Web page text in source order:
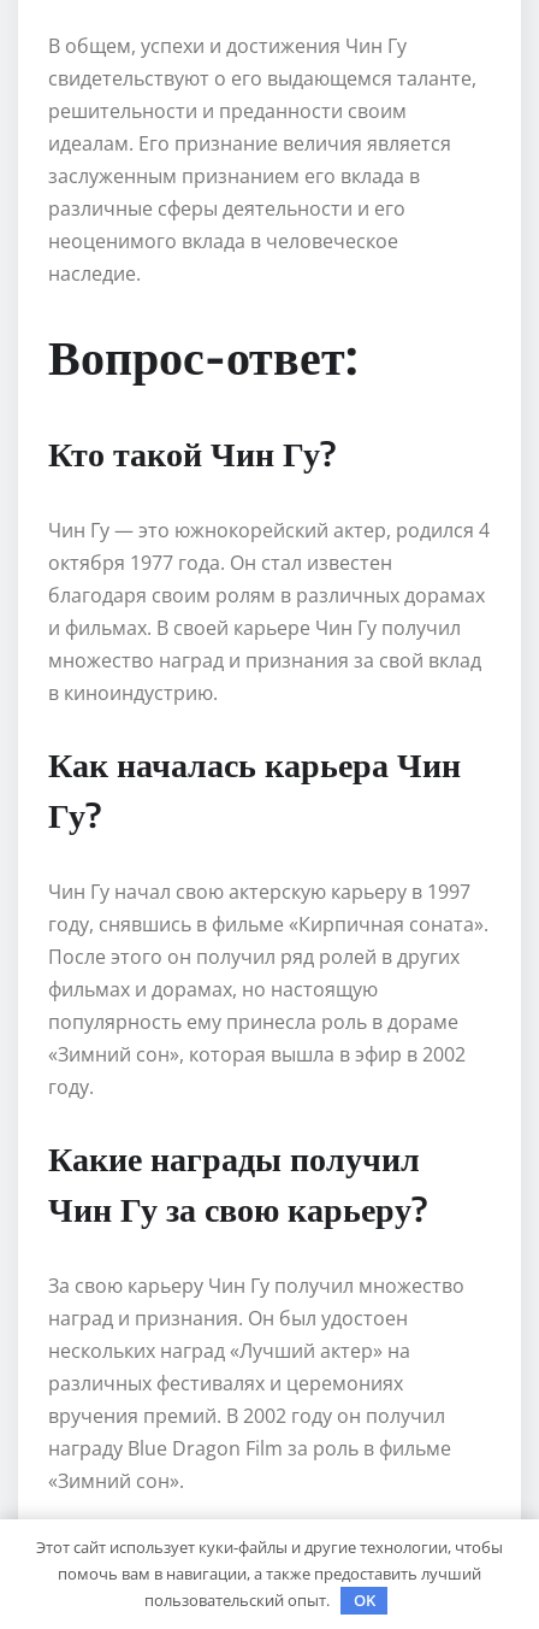
В общем, успехи и достижения Чин Гу
свидетельствуют о его выдающемся таланте,
решительности и преданности своим
идеалам. Его признание величия является
заслуженным признанием его вклада в
различные сферы деятельности и его
неоценимого вклада в человеческое
наследие.
Вопрос-ответ:
Кто такой Чин Гу?
Чин Гу — это южнокорейский актер, родился 4
октября 1977 года. Он стал известен
благодаря своим ролям в различных дорамах
и фильмах. В своей карьере Чин Гу получил
множество наград и признания за свой вклад
в киноиндустрию.
Как началась карьера Чин
Гу?
Чин Гу начал свою актерскую карьеру в 1997
году, снявшись в фильме «Кирпичная соната».
После этого он получил ряд ролей в других
фильмах и дорамах, но настоящую
популярность ему принесла роль в дораме
«Зимний сон», которая вышла в эфир в 2002
году.
Какие награды получил
Чин Гу за свою карьеру?
За свою карьеру Чин Гу получил множество
наград и признания. Он был удостоен
нескольких наград «Лучший актер» на
различных фестивалях и церемониях
вручения премий. В 2002 году он получил
награду Blue Dragon Film за роль в фильме
«Зимний сон».
Какова история жизни Чин
Этот сайт использует куки-файлы и другие технологии, чтобы
помочь вам в навигации, а также предоставить лучший
пользовательский опыт.
OK